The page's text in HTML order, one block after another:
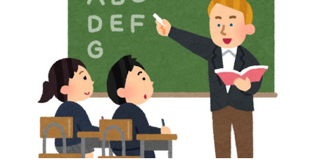
di mall, dibayar cuma per hari. Bisa dibilang pas-pasan buat
sekadar bertahan hidup. Tapi semuanya berubah waktu dia
pindah ke dunia call center. Begitu terima gaji pertamanya,
rasanya kayak menang undian. Pendapatannya langsung naik
dua kali lipat. Rasanya hidup jadi lebih cerah. Tapi cerita gak
berhenti di sana. Gaji besar di awal bisa bikin terlena.
Banyak yang merasa cukup, padahal tantangan hidup ma...